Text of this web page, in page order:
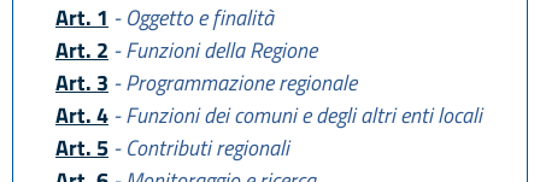
Art. 1 - Oggetto e finalità
Art. 2 - Funzioni della Regione
Art. 3 - Programmazione regionale
Art. 4 - Funzioni dei comuni e degli altri enti locali
Art. 5 - Contributi regionali